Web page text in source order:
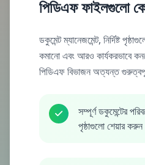
পিডিএফ ফাইলগুলো
ডকুমেন্ট ম্যানেজমেন্ট, নির্দিষ্ট
কমানো এবং আরও কার্যকরভাবে
পিডিএফ বিভাজন অত্যন্ত
সম্পূর্ণ ডকুমেন্টের
পৃষ্ঠাগুলো শেয়ার করুন